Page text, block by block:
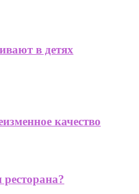
в детях
качество